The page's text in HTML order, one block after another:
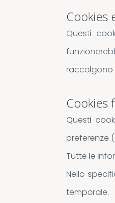
Cookies
Questi
raccolgono
Cookies
Questi
preferenze
Tutte le
Nello
temporale.